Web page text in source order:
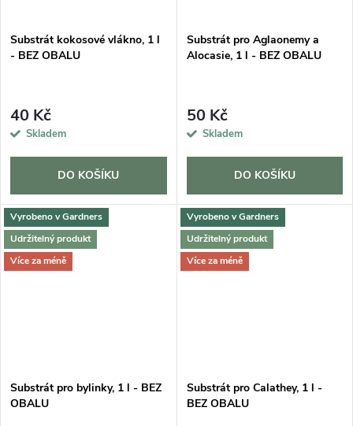
Substrát kokosové vlákno, 1 l
- BEZ OBALU
40 Kč
Skladem
DO KOŠÍKU
Substrát pro Aglaonemy a
Alocasie, 1 l - BEZ OBALU
50 Kč
Skladem
DO KOŠÍKU
Vyrobeno v Gardners
Udržitelný produkt
Více za méně
Substrát pro bylinky, 1 l - BEZ
OBALU
Vyrobeno v Gardners
Udržitelný produkt
Více za méně
Substrát pro Calathey, 1 l -
BEZ OBALU